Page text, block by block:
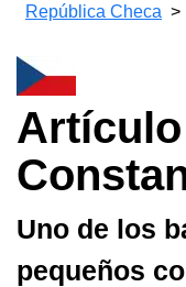
República Checa
Uno de los
pequeños